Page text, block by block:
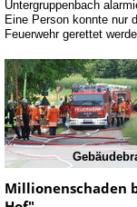
Untergruppenbach
Eine Person konnte nur
Feuerwehr gerettet
Millionenschaden